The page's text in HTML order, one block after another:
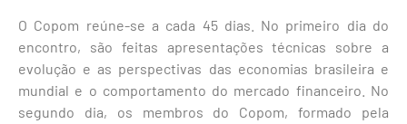
O Copom reúne-se a cada 45 dias. No primeiro dia do
encontro, são feitas apresentações técnicas sobre a
evolução e as perspectivas das economias brasileira e
mundial e o comportamento do mercado financeiro. No
segundo dia, os membros do Copom, formado pela